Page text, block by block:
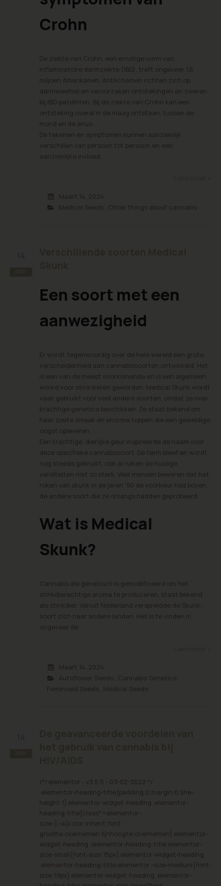
Crohn
De ziekte van Crohn, een ernstige vorm van
inflammatoire darmziekte (IBD), treft ongeveer 1,6
miljoen Amerikanen. Antilichamen richten zich op
darmweefsel en veroorzaken ontstekingen en zweren
bij IBD-patiënten. Bij de ziekte van Crohn kan een
ontsteking overal in de maag ontstaan, tussen de
mond en de anus.
De tekenen en symptomen kunnen aanzienlijk
verschillen van persoon tot persoon en een
aanzienlijke invloed
Maart 14, 2024
Medical Seeds
Other things about cannabis
Een soort met een
aanwezigheid
Er wordt tegenwoordig over de hele wereld een grote
verscheidenheid aan cannabissoorten ontwikkeld. Het
is een van de meest voorkomende en is een algemeen
woord voor stinkdieren geworden. Medical Skunk wordt
vaak gebruikt voor veel andere soorten, omdat ze over
krachtige genetica beschikken. Ze staat bekend om
haar zoete smaak en enorme toppen die een geweldige
oogst opleveren.
Een krachtige, dierlijke geur inspireerde de naam voor
deze specifieke cannabissoort. De term bleef en wordt
nog steeds gebruikt, ook al ruiken de huidige
variëteiten niet zo sterk. Veel mensen beweren dat het
roken van skunk in de jaren '90 de voorkeur had boven
de andere soort die ze onlangs hadden geprobeerd.
Wat is Medical
Skunk?
Cannabis die genetisch is gemodificeerd om het
stinkdierachtige aroma te produceren, staat bekend
als stinkdier. Vanuit Nederland verspreidde de Skunk-
soort zich naar andere landen. Het is te vinden in
ongeveer de
Maart 14, 2024
Autoflower Seeds
Cannabis Genetics
Feminised Seeds
Medical Seeds
/*! elementor - v3.5.5 - 03-02-2022 */
.elementor-heading-title{padding:0;margin:0;line-
height:1}.elementor-widget-heading .elementor-
heading-title[class*=elementor-
size-]>a{color:inherit;font -
grootte:overnemen;lijnhoogte:overnemen}.elementor-
widget-heading .elementor-heading-title.elementor-
size-small{font-size:15px}.elementor-widget-heading
.elementor-heading-title.elementor -size-medium{font-
size:19px}.elementor-widget-heading .elementor-